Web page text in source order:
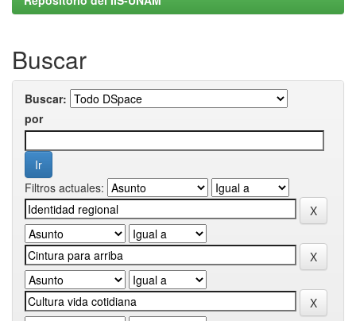
Buscar
Buscar:
por
Filtros actuales: